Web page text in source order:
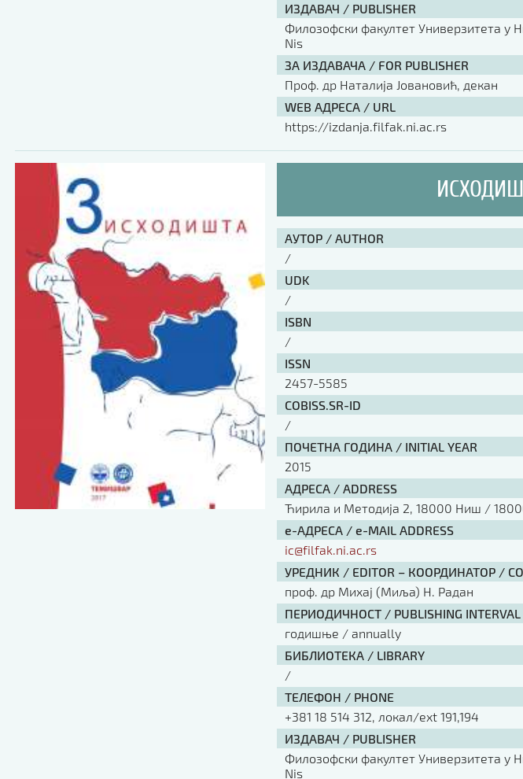
ИЗДАВАЧ / PUBLISHER
Филозофски факултет Универзитета
Nis
ЗА ИЗДАВАЧА / FOR PUBLISHER
Проф. др Наталија Јовановић, декан
WEB АДРЕСА / URL
https://izdanja.filfak.ni.ac.rs
АУТОР / AUTHOR
/
UDK
/
ISBN
/
ISSN
2457-5585
COBISS.SR-ID
/
ПОЧЕТНА ГОДИНА / INITIAL YEAR
2015
АДРЕСА / ADDRESS
Ћирила и Методија 2, 18000 Ниш /
е-АДРЕСА / e-MAIL ADDRESS
ic@filfak.ni.ac.rs
УРЕДНИК / EDITOR – КООРДИНАТОР /
проф. др Михај (Миља) Н. Радан
ПЕРИОДИЧНОСТ / PUBLISHING INTERVAL
годишње / annually
БИБЛИОТЕКА / LIBRARY
/
ТЕЛЕФОН / PHONE
+381 18 514 312, локал/ext 191,194
ИЗДАВАЧ / PUBLISHER
Филозофски факултет Универзитета
Nis